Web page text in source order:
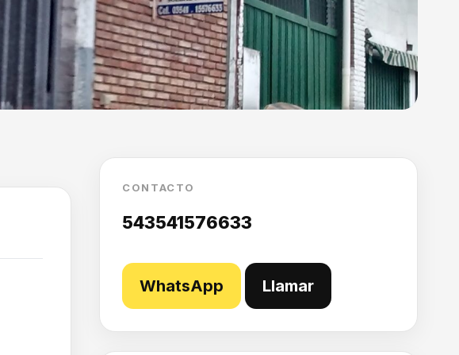
CONTACTO
543541576633
WhatsApp Llamar